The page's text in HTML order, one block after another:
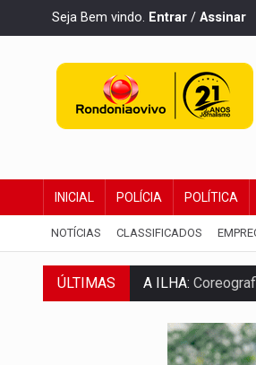
Seja Bem vindo. Entrar / Assinar
INICIAL POLÍCIA POLÍTICA
NOTÍCIAS CLASSIFICADOS
ÚLTIMAS A ILHA:
ELEIÇÕES 2026:
JUDICIÁRIO: